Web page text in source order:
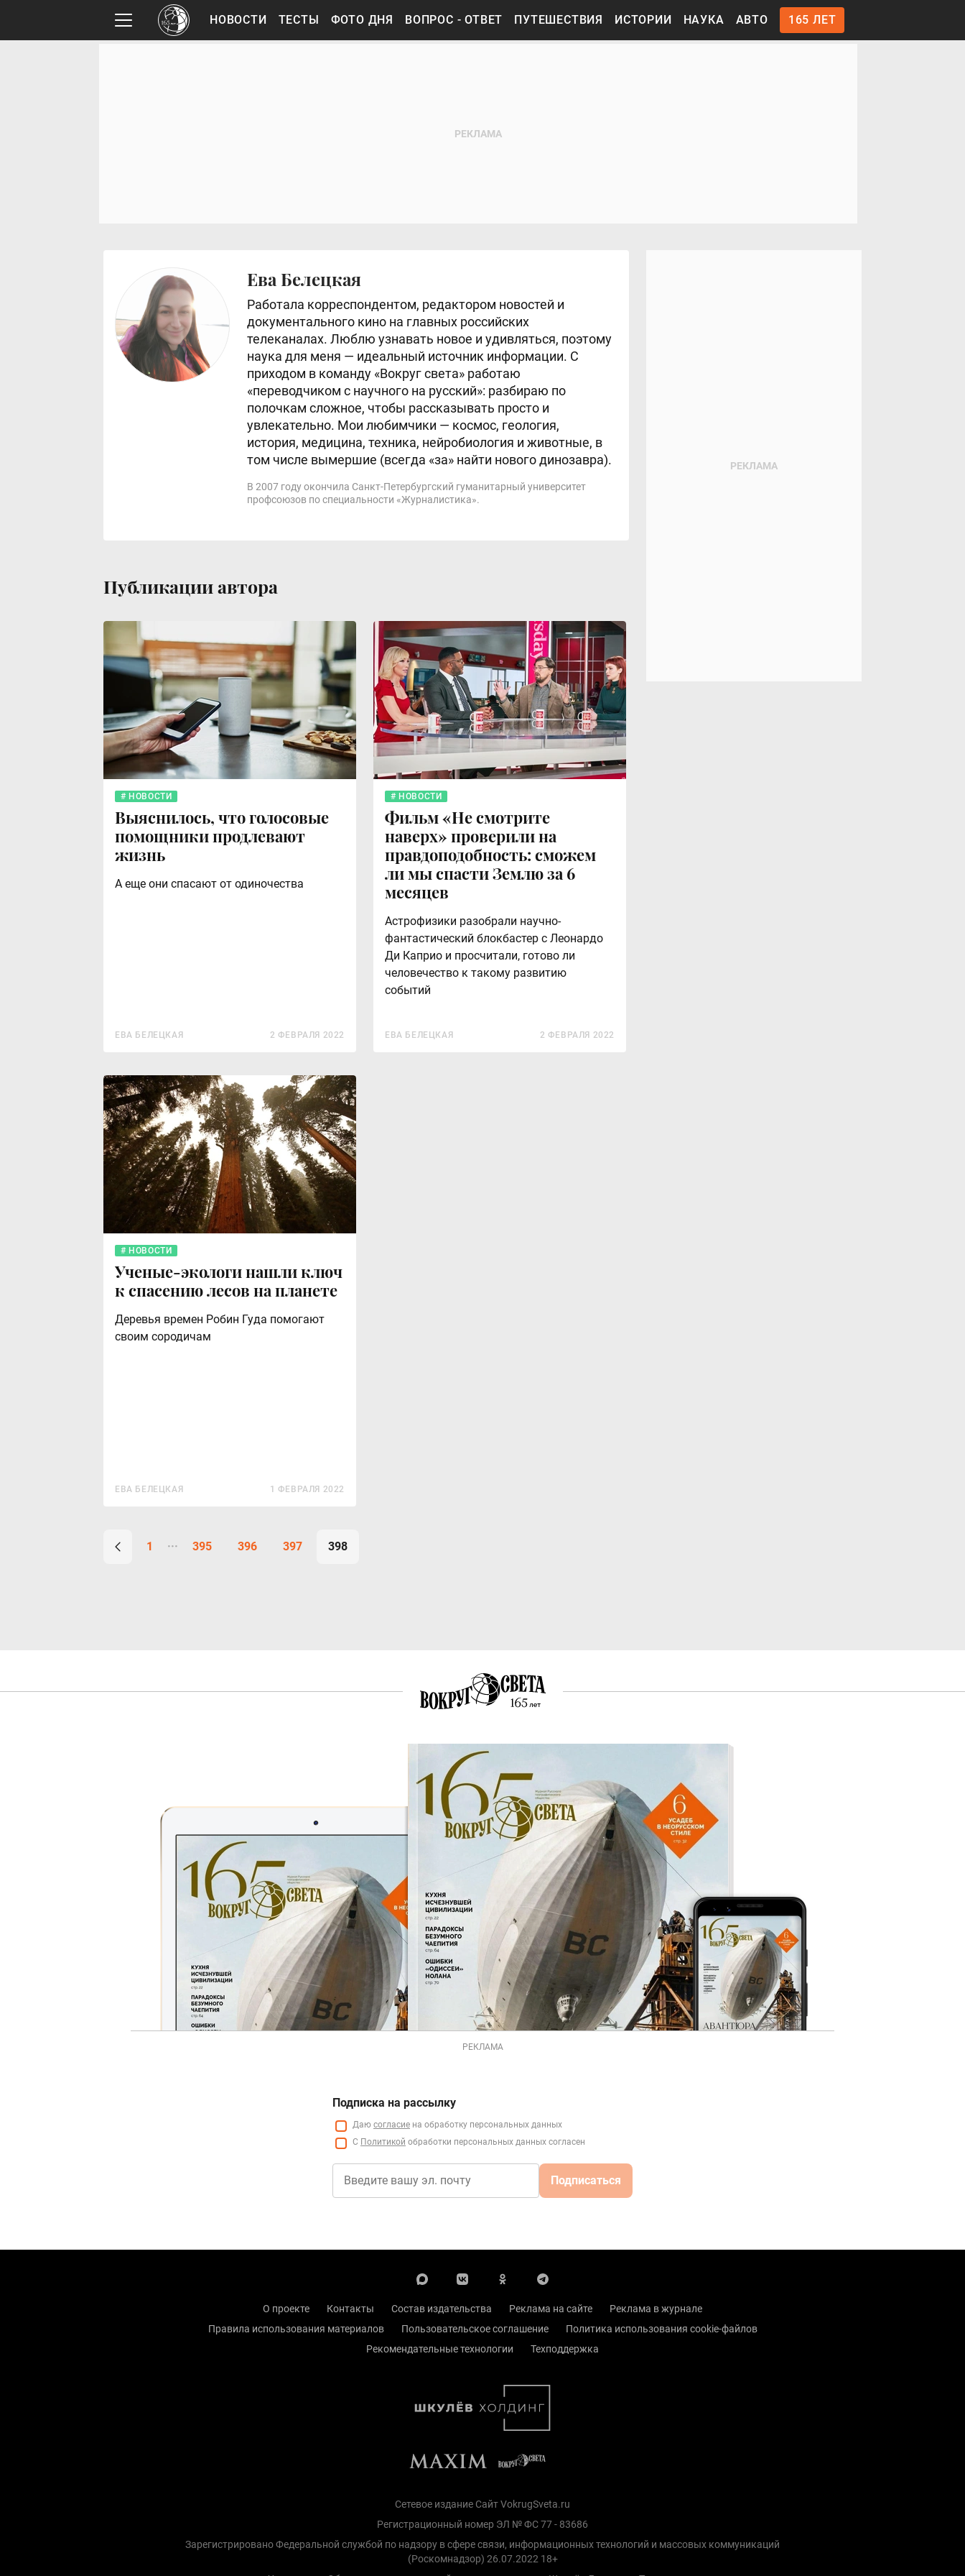
НОВОСТИ ТЕСТЫ ФОТО ДНЯ ВОПРОС - ОТВЕТ ПУТЕШЕСТВИЯ ИСТОРИИ НАУКА АВТО 165 ЛЕТ
Ева Белецкая
Работала корреспондентом, редактором новостей и
документального кино на главных российских
телеканалах. Люблю узнавать новое и удивляться, поэтому
наука для меня — идеальный источник информации. С
приходом в команду «Вокруг света» работаю
«переводчиком с научного на русский»: разбираю по
полочкам сложное, чтобы рассказывать просто и
увлекательно. Мои любимчики — космос, геология,
история, медицина, техника, нейробиология и животные, в
том числе вымершие (всегда «за» найти нового динозавра).
В 2007 году окончила Санкт-Петербургский гуманитарный университет
профсоюзов по специальности «Журналистика».
Публикации автора
НОВОСТИ
Выяснилось, что голосовые
помощники продлевают
жизнь
А еще они спасают от одиночества
ЕВА БЕЛЕЦКАЯ 2 ФЕВРАЛЯ 2022
НОВОСТИ
Фильм «Не смотрите
наверх» проверили на
правдоподобность: сможем
ли мы спасти Землю за 6
месяцев
Астрофизики разобрали научно-
фантастический блокбастер с Леонардо
Ди Каприо и просчитали, готово ли
человечество к такому развитию
событий
ЕВА БЕЛЕЦКАЯ 2 ФЕВРАЛЯ 2022
НОВОСТИ
Ученые-экологи нашли ключ
к спасению лесов на планете
Деревья времен Робин Гуда помогают
своим сородичам
ЕВА БЕЛЕЦКАЯ 1 ФЕВРАЛЯ 2022
1 395 396 397 398
РЕКЛАМА
Подписка на рассылку
Даю согласие на обработку персональных данных
С Политикой обработки персональных данных согласен
Подписаться
О проекте Контакты Состав издательства Реклама на сайте
Реклама в журнале
Правила использования материалов
Пользовательское соглашение
Политика использования cookie-файлов
Рекомендательные технологии
Техподдержка
Сетевое издание Сайт VokrugSveta.ru
Регистрационный номер ЭЛ № ФС 77 - 83686
Зарегистрировано Федеральной службой по надзору в сфере связи, информационных технологий и массовых коммуникаций
(Роскомнадзор) 26.07.2022 18+